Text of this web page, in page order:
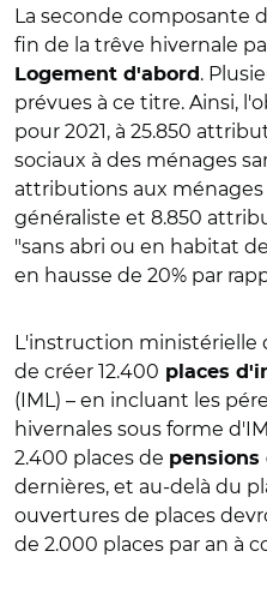
La seconde composante
fin de la trêve hivernale
Logement d'abord .
prévues à ce titre. Ainsi,
pour 2021, à 25.850
sociaux à des ménages
attributions aux
généraliste et 8.850
"sans abri ou en habitat
en hausse de 20% par
L'instruction ministérielle
de créer 12.400 places
(IML) – en incluant les
hivernales sous forme
2.400 places de pensions
dernières, et au-delà du
ouvertures de places
de 2.000 places par an à